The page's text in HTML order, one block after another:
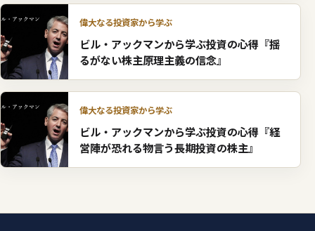
偉大なる投資家から学ぶ
ビル・アックマンから学ぶ投資の心得『揺
るがない株主原理主義の信念』
偉大なる投資家から学ぶ
ビル・アックマンから学ぶ投資の心得『経
営陣が恐れる物言う長期投資の株主』